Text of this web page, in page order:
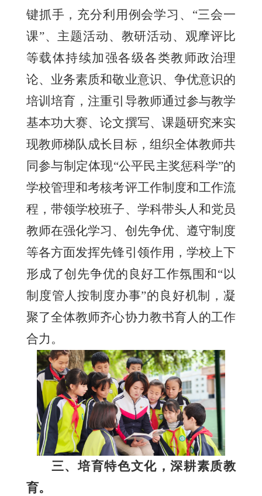
键抓手，充分利用例会学习、“三会一
课”、主题活动、教研活动、观摩评比
等载体持续加强各级各类教师政治理
论、业务素质和敬业意识、争优意识的
培训培育，注重引导教师通过参与教学
基本功大赛、论文撰写、课题研究来实
现教师梯队成长目标，组织全体教师共
同参与制定体现“公平民主奖惩科学”的
学校管理和考核考评工作制度和工作流
程，带领学校班子、学科带头人和党员
教师在强化学习、创先争优、遵守制度
等各方面发挥先锋引领作用，学校上下
形成了创先争优的良好工作氛围和“以
制度管人按制度办事”的良好机制，凝
聚了全体教师齐心协力教书育人的工作
合力。
三、培育特色文化，深耕素质教
育。